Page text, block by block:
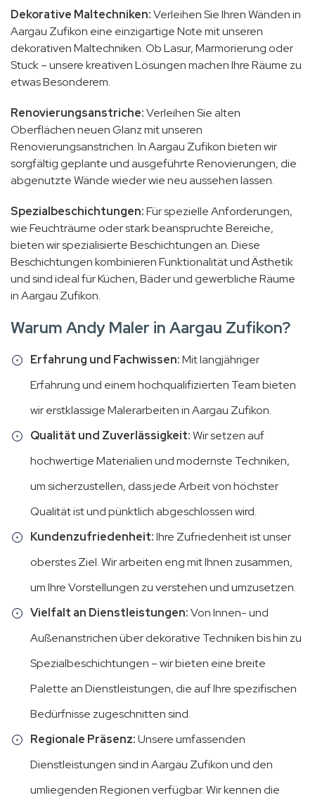
Dekorative Maltechniken:Verleihen Sie Ihren Wänden in
Aargau Zufikon eine einzigartige Note mit unseren
dekorativen Maltechniken. Ob Lasur, Marmorierung oder
Stuck – unsere kreativen Lösungen machen Ihre Räume zu
etwas Besonderem.
Renovierungsanstriche:Verleihen Sie alten
Oberflächen neuen Glanz mit unseren
Renovierungsanstrichen. In Aargau Zufikon bieten wir
sorgfältig geplante und ausgeführte Renovierungen, die
abgenutzte Wände wieder wie neu aussehen lassen.
Spezialbeschichtungen:Für spezielle Anforderungen,
wie Feuchträume oder stark beanspruchte Bereiche,
bieten wir spezialisierte Beschichtungen an. Diese
Beschichtungen kombinieren Funktionalität und Ästhetik
und sind ideal für Küchen, Bäder und gewerbliche Räume
in Aargau Zufikon.
Warum Andy Maler in Aargau Zufikon?
Erfahrung und Fachwissen:Mit langjähriger
Erfahrung und einem hochqualifizierten Team bieten
wir erstklassige Malerarbeiten in Aargau Zufikon.
Qualität und Zuverlässigkeit:Wir setzen auf
hochwertige Materialien und modernste Techniken,
um sicherzustellen, dass jede Arbeit von höchster
Qualität ist und pünktlich abgeschlossen wird.
Kundenzufriedenheit:Ihre Zufriedenheit ist unser
oberstes Ziel. Wir arbeiten eng mit Ihnen zusammen,
um Ihre Vorstellungen zu verstehen und umzusetzen.
Vielfalt an Dienstleistungen:Von Innen- und
Außenanstrichen über dekorative Techniken bis hin zu
Spezialbeschichtungen – wir bieten eine breite
Palette an Dienstleistungen, die auf Ihre spezifischen
Bedürfnisse zugeschnitten sind.
Regionale Präsenz:Unsere umfassenden
Dienstleistungen sind in Aargau Zufikon und den
umliegenden Regionen verfügbar. Wir kennen die